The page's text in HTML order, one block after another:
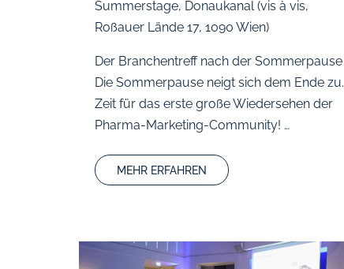
Summerstage, Donaukanal (vis à vis,
Roßauer Lände 17, 1090 Wien)
Der Branchentreff nach der Sommerpause
Die Sommerpause neigt sich dem Ende zu.
Zeit für das erste große Wiedersehen der
Pharma-Marketing-Community! …
MEHR ERFAHREN